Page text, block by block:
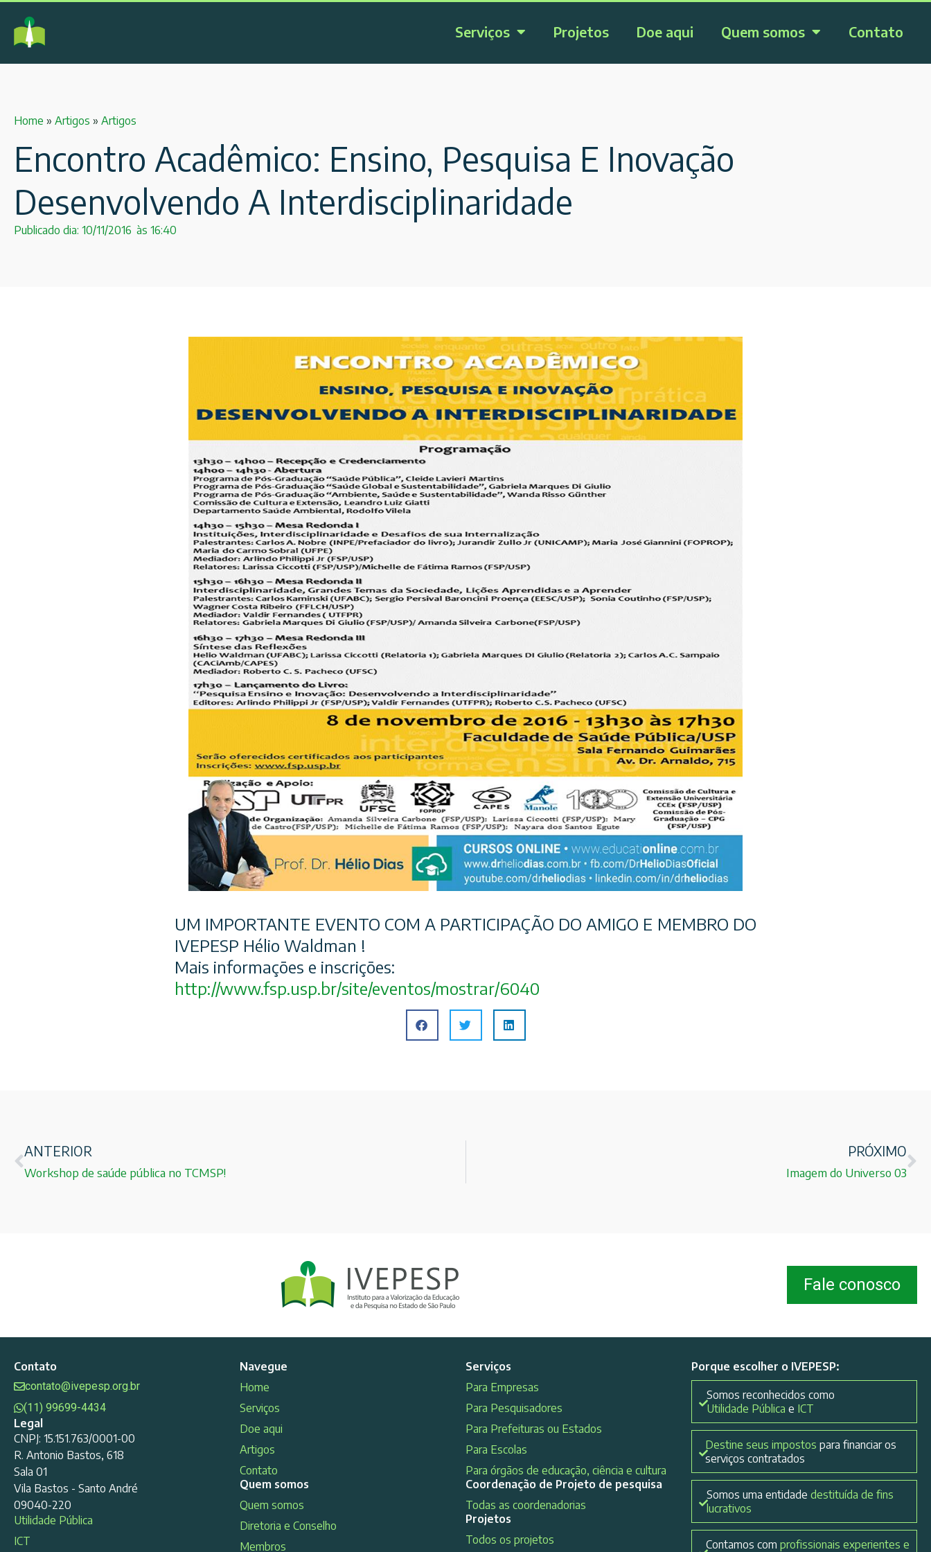
Serviços Projetos Doe aqui Quem somos Contato
Home » Artigos » Artigos
Encontro Acadêmico: Ensino, Pesquisa E Inovação
Desenvolvendo A Interdisciplinaridade
Publicado dia: 10/11/2016 às 16:40
UM IMPORTANTE EVENTO COM A PARTICIPAÇÃO DO AMIGO E MEMBRO DO
IVEPESP Hélio Waldman !
Mais informações e inscrições:
http://www.fsp.usp.br/site/eventos/mostrar/6040
ANTERIOR
Workshop de saúde pública no TCMSP!
PRÓXIMO
Imagem do Universo 03
Fale conosco
Contato
contato@ivepesp.org.br
(11) 99699-4434
Legal
CNPJ: 15.151.763/0001-00
R. Antonio Bastos, 618
Sala 01
Vila Bastos - Santo André
09040-220
Utilidade Pública
ICT
Navegue
Home
Serviços
Doe aqui
Artigos
Contato
Quem somos
Quem somos
Diretoria e Conselho
Membros
Serviços
Para Empresas
Para Pesquisadores
Para Prefeituras ou Estados
Para Escolas
Para órgãos de educação, ciência e cultura
Coordenação de Projeto de pesquisa
Todas as coordenadorias
Projetos
Todos os projetos
Porque escolher o IVEPESP:
Somos reconhecidos como
Utilidade Pública e ICT
Destine seus impostos para financiar os
serviços contratados
Somos uma entidadedestituída de fins
lucrativos
Contamos com profissionais experientes e